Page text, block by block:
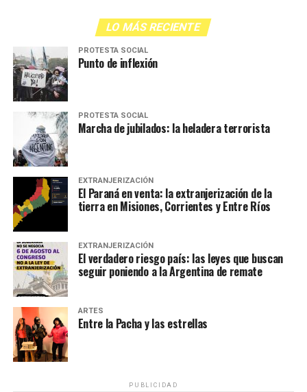
LO MÁS RECIENTE
PROTESTA SOCIAL
Punto de inflexión
PROTESTA SOCIAL
Marcha de jubilados: la heladera terrorista
EXTRANJERIZACIÓN
El Paraná en venta: la extranjerización de la
tierra en Misiones, Corrientes y Entre Ríos
EXTRANJERIZACIÓN
El verdadero riesgo país: las leyes que buscan
seguir poniendo a la Argentina de remate
ARTES
Entre la Pacha y las estrellas
PUBLICIDAD